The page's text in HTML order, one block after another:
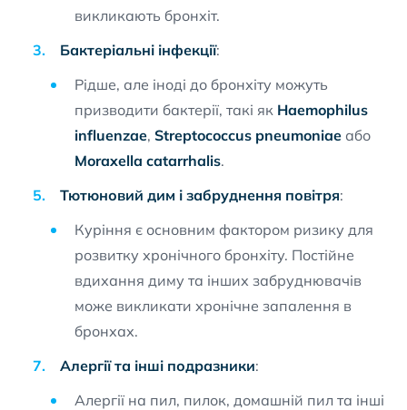
викликають бронхіт.
Бактеріальні інфекції:
Рідше, але іноді до бронхіту можуть
призводити бактерії, такі як Haemophilus
influenzae, Streptococcus pneumoniae або
Moraxella catarrhalis.
Тютюновий дим і забруднення повітря:
Куріння є основним фактором ризику для
розвитку хронічного бронхіту. Постійне
вдихання диму та інших забруднювачів
може викликати хронічне запалення в
бронхах.
Алергії та інші подразники:
Алергії на пил, пилок, домашній пил та інші